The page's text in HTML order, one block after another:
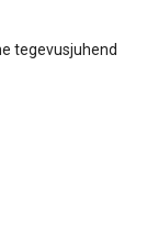
tegevusjuhend